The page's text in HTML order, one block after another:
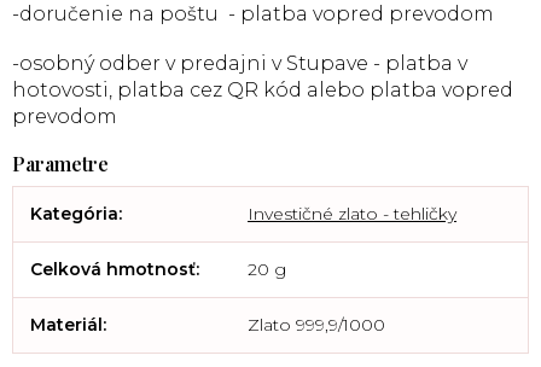
-doručenie na poštu - platba vopred prevodom
-osobný odber v predajni v Stupave - platba v
hotovosti, platba cez QR kód alebo platba vopred
prevodom
Kategória: Investičné zlato - tehličky
Celková hmotnosť: 20 g
Materiál: Zlato 999,9/1000